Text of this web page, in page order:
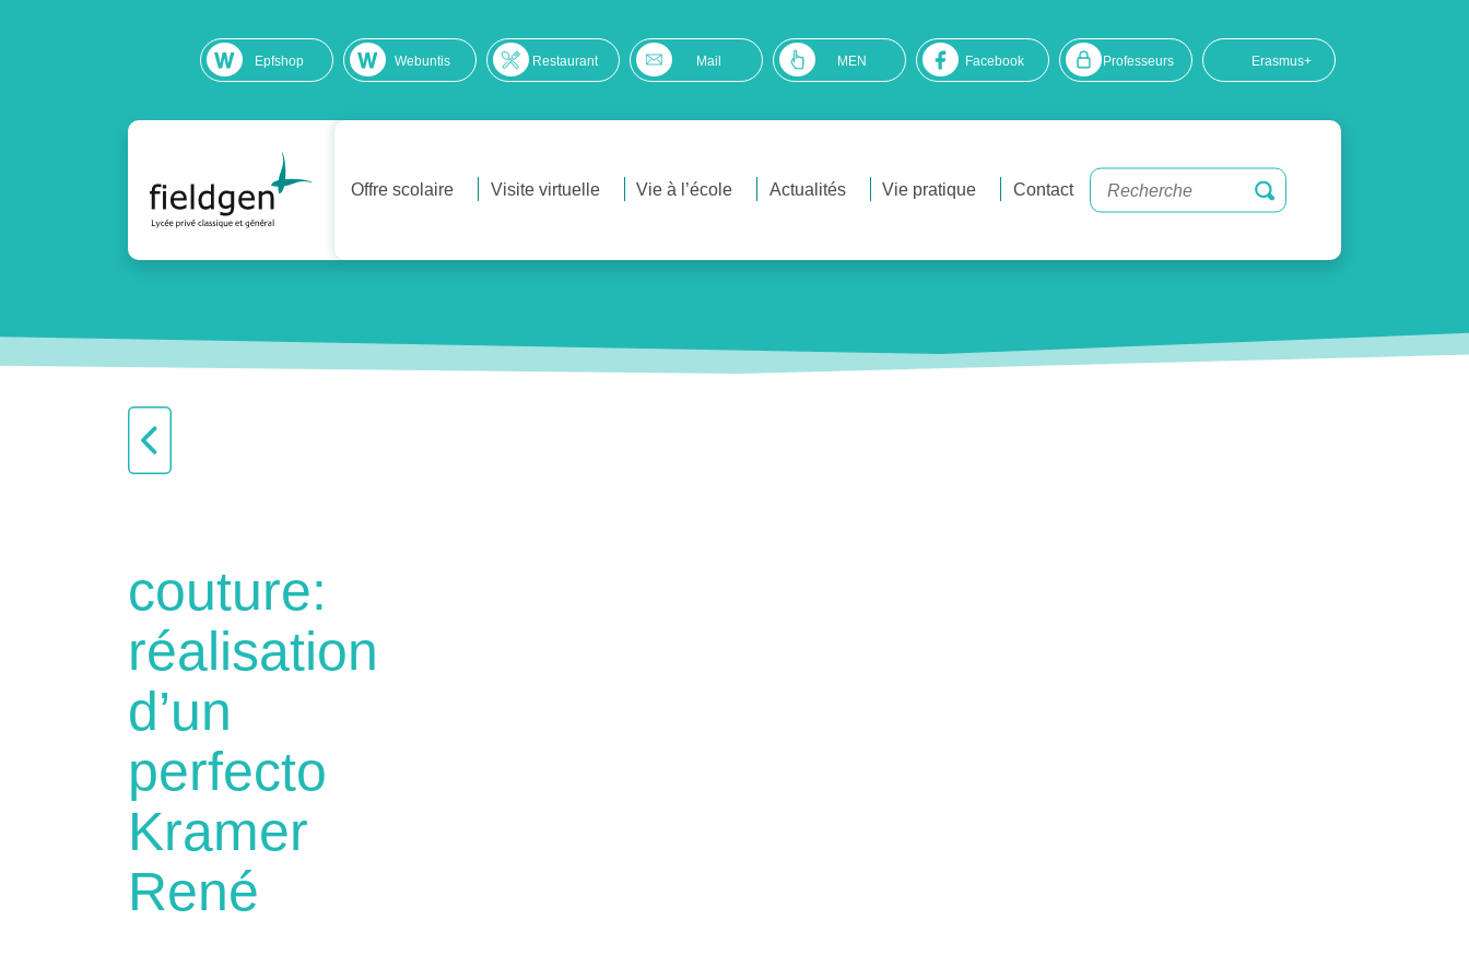
Epfshop Webuntis Restaurant Mail MEN Facebook Professeurs Erasmus+
Offre scolaire Visite virtuelle Vie à l’école Actualités Vie pratique Contact
couture:
réalisation
d’un
perfecto
Kramer
René